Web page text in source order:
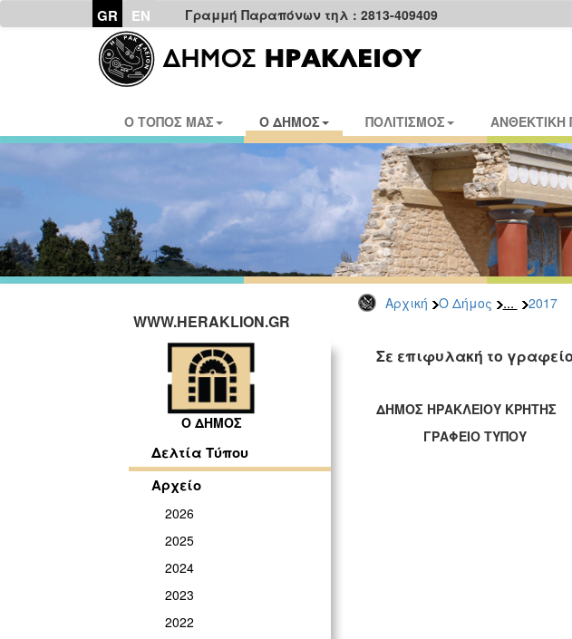
GR EN Γραμμή Παραπόνων τηλ : 2813-409409
Ο ΤΟΠΟΣ ΜΑΣ Ο ΔΗΜΟΣ ΠΟΛΙΤΙΣΜΟΣ ΑΝΘΕΚΤΙΚΗ
Αρχική Ο Δήμος ... 2017
WWW.HERAKLION.GR
Ο ΔΗΜΟΣ
Δελτία Τύπου
Αρχείο
2026
2025
2024
2023
2022
Σε επιφυλακή το
ΔΗΜΟΣ ΗΡΑΚΛΕΙΟΥ ΚΡΗΤΗΣ
ΓΡΑΦΕΙΟ ΤΥΠΟΥ